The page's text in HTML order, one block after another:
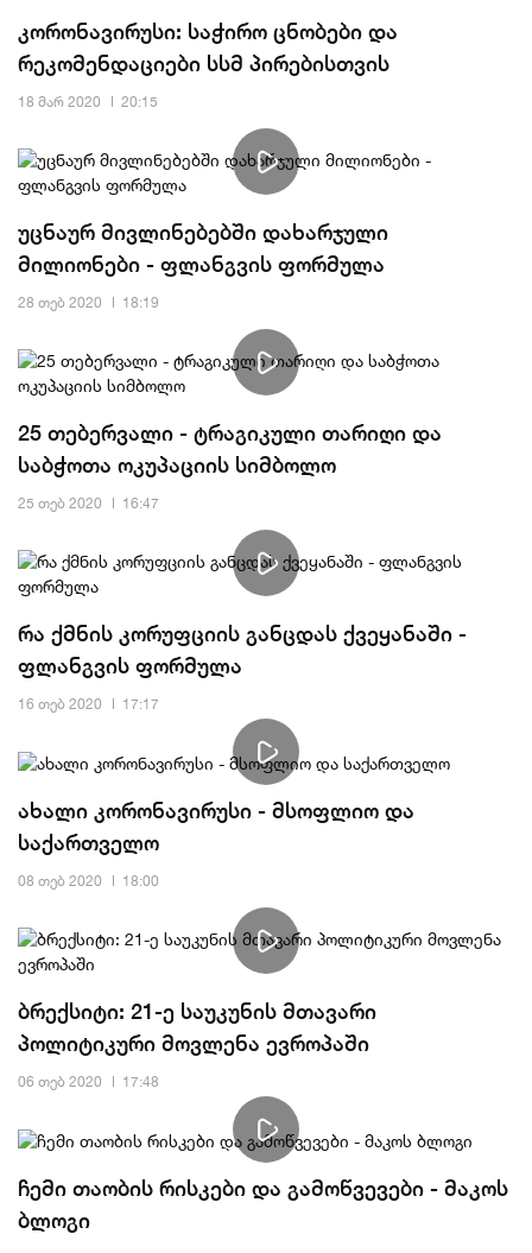
კორონავირუსი: საჭირო ცნობები და
რეკომენდაციები სსმ პირებისთვის
18 მარ 2020 20:15
უცნაურ მივლინებებში დახარჯული
მილიონები - ფლანგვის ფორმულა
28 თებ 2020 18:19
25 თებერვალი - ტრაგიკული თარიღი და
საბჭოთა ოკუპაციის სიმბოლო
25 თებ 2020 16:47
რა ქმნის კორუფციის განცდას ქვეყანაში -
ფლანგვის ფორმულა
16 თებ 2020 17:17
ახალი კორონავირუსი - მსოფლიო და
საქართველო
08 თებ 2020 18:00
ბრექსიტი: 21-ე საუკუნის მთავარი
პოლიტიკური მოვლენა ევროპაში
06 თებ 2020 17:48
ჩემი თაობის რისკები და გამოწვევები - მაკოს
ბლოგი